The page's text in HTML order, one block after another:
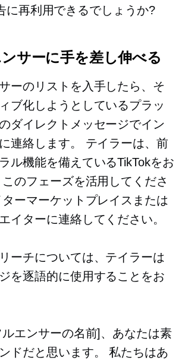
に再利用できるでしょうか?
サーに手を差し伸べる
ーのリストを入手したら、そ
ブ化しようとしているプラ​​ッ
ダイレクトメッセージでイン
連絡します。 テイラーは、前
ル機能を備えているTikTokをお
のフェーズを活用してくださ
ーマーケットプレイスまたは
イターに連絡してください。
ーチについては、テイラーは
を逐語的に使用することをお
ルエンサーの名前]、あなたは素
ドだと思います。 私たちはあ